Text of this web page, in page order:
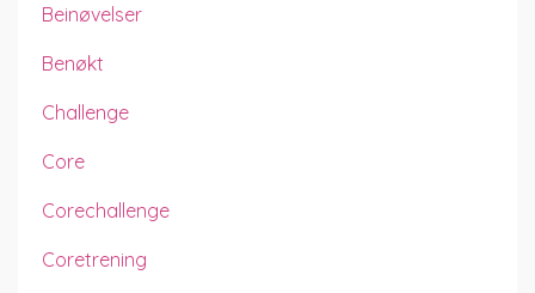
Beinøvelser
Benøkt
Challenge
Core
Corechallenge
Coretrening